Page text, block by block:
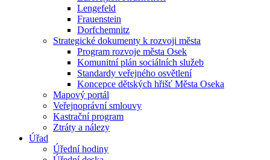
Lengefeld
Frauenstein
Dorfchemnitz
Strategické dokumenty k rozvoji města
Program rozvoje města Osek
Komunitní plán sociálních služeb
Standardy veřejného osvětlení
Koncepce dětských hřišť Města Oseka
Mapový portál
Veřejnoprávní smlouvy
Kastrační program
Ztráty a nálezy
Úřad
Úřední hodiny